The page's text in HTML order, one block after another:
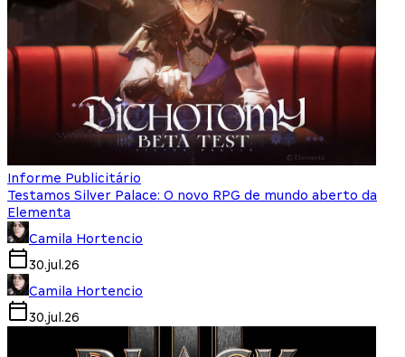
Informe Publicitário
Testamos Silver Palace: O novo RPG de mundo aberto da
Elementa
Camila Hortencio
30.jul.26
Camila Hortencio
30.jul.26